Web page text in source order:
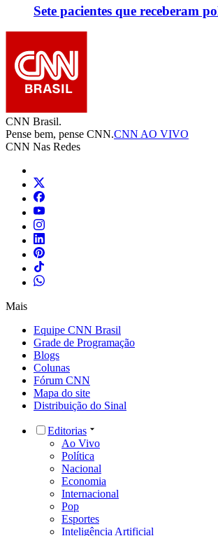
Sete pacientes que receberam
CNN Brasil.
Pense bem, pense CNN.CNN AO VIVO
CNN Nas Redes
Mais
Equipe CNN Brasil
Grade de Programação
Blogs
Colunas
Fórum CNN
Mapa do site
Distribuição do Sinal
Editorias
Ao Vivo
Política
Nacional
Economia
Internacional
Pop
Esportes
Inteligência Artificial